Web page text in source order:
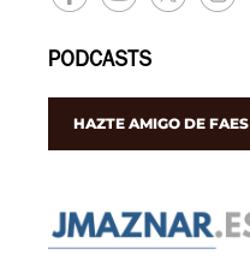
PODCASTS
HAZTE AMIGO DE FAES